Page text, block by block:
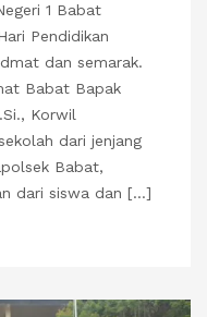
1 Babat
Pendidikan
dan semarak.
Babat Bapak
Korwil
dari jenjang
Babat,
dari siswa dan […]